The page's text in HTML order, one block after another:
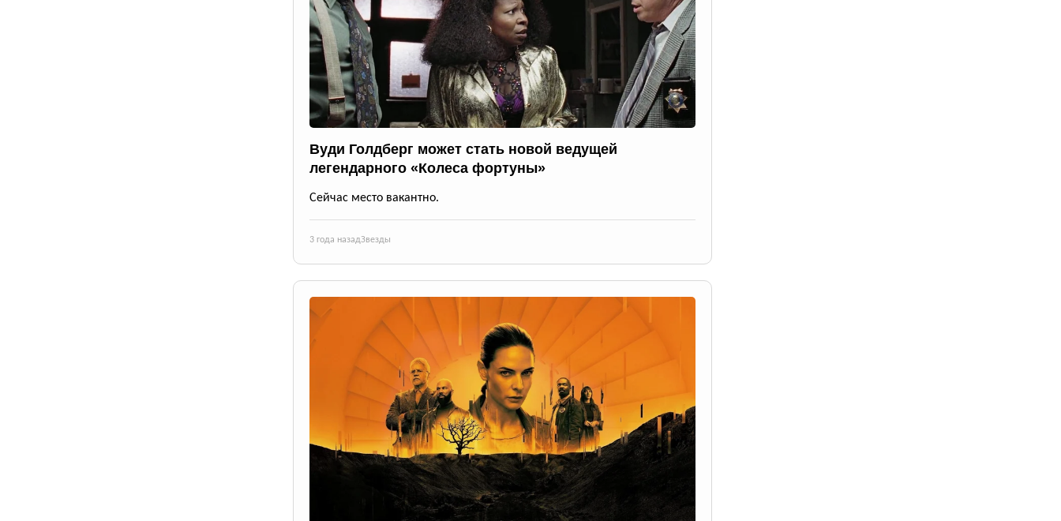
Вуди Голдберг может стать новой ведущей
легендарного «Колеса фортуны»
Сейчас место вакантно.
3 года назадЗвезды